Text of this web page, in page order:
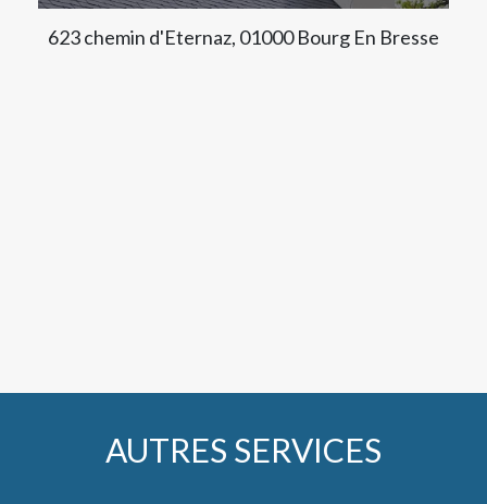
623 chemin d'Eternaz, 01000 Bourg En Bresse
AUTRES SERVICES